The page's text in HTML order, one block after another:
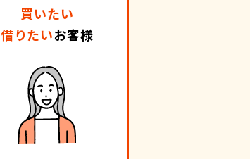
買いたい
借りたいお客様